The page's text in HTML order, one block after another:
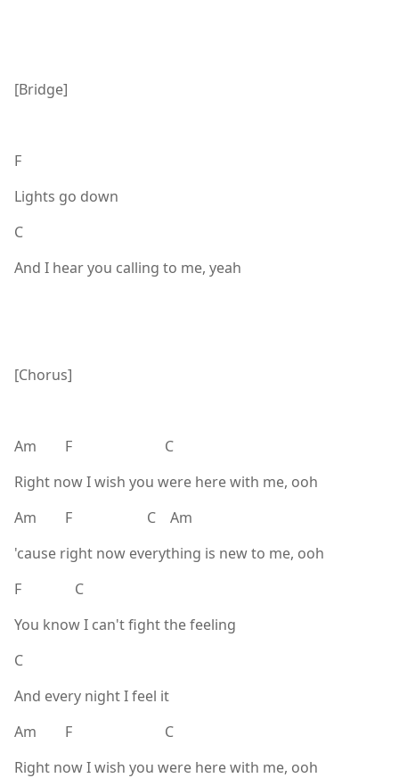
[Bridge]
F
Lights go down
C
And I hear you calling to me, yeah
[Chorus]
Am F C
Right now I wish you were here with me, ooh
Am F C Am
'cause right now everything is new to me, ooh
F C
You know I can't fight the feeling
C
And every night I feel it
Am F C
Right now I wish you were here with me, ooh